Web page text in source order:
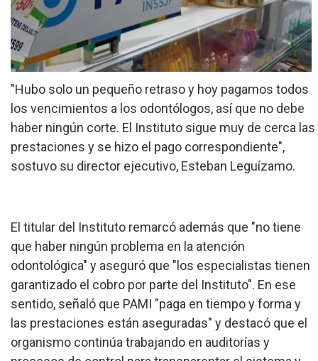
»
Internacionales
»
Judiciales
»
Política
"Hubo solo un pequeño retraso y hoy pagamos todos
los vencimientos a los odontólogos, así que no debe
haber ningún corte. El Instituto sigue muy de cerca las
prestaciones y se hizo el pago correspondiente",
sostuvo su director ejecutivo, Esteban Leguízamo.
El titular del Instituto remarcó además que "no tiene
que haber ningún problema en la atención
odontológica" y aseguró que "los especialistas tienen
garantizado el cobro por parte del Instituto". En ese
sentido, señaló que PAMI "paga en tiempo y forma y
las prestaciones están aseguradas" y destacó que el
organismo continúa trabajando en auditorías y